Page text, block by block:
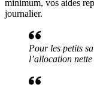
minimum, vos aides
journalier.
Pour les petits
l’allocation